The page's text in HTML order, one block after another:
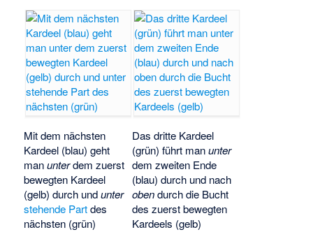
Mit dem nächsten
Kardeel (blau) geht
manunterdem zuerst
bewegten Kardeel
(gelb) durch undunter
stehende Partdes
nächsten (grün)
Das dritte Kardeel
(grün) führt manunter
dem zweiten Ende
(blau) durch und nach
obendurch die Bucht
des zuerst bewegten
Kardeels (gelb)